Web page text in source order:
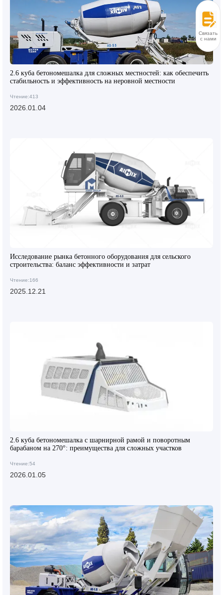
2.6 куба бетономешалка для сложных местностей: как обеспечить
стабильность и эффективность на неровной местности
Чтение:413
2026.01.04
Исследование рынка бетонного оборудования для сельского
строительства: баланс эффективности и затрат
Чтение:166
2025.12.21
2.6 куба бетономешалка с шарнирной рамой и поворотным
барабаном на 270°: преимущества для сложных участков
Чтение:54
2026.01.05
Связаться
с нами